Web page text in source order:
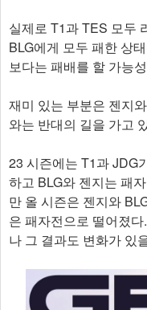
실제로 T1과 TES 모두
BLG에게 모두 패한 상
보다는 패배를 할 가능
재미 있는 부분은 젠지
와는 반대의 길을 가고
23 시즌에는 T1과 JDG
하고 BLG와 젠지는 패
만 올 시즌은 젠지와
은 패자전으로 떨어졌
나 그 결과도 변화가 있